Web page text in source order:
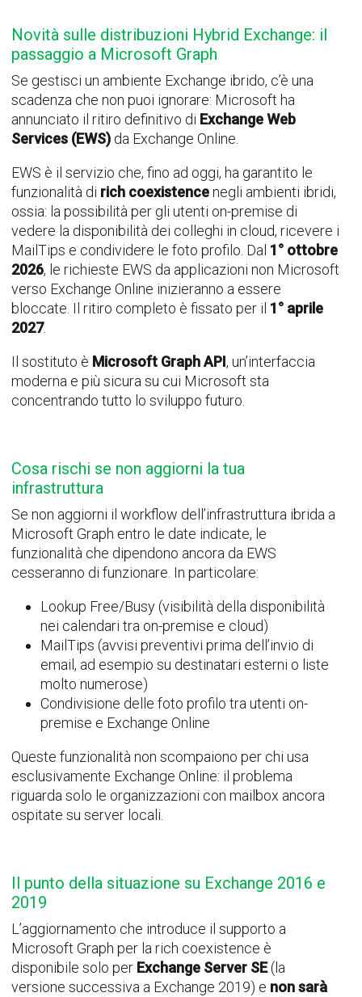
Novità sulle distribuzioni Hybrid Exchange: il
passaggio a Microsoft Graph
Se gestisci un ambiente Exchange ibrido, c’è una
scadenza che non puoi ignorare: Microsoft ha
annunciato il ritiro definitivo di Exchange Web
Services (EWS)da Exchange Online.
EWS è il servizio che, fino ad oggi, ha garantito le
funzionalità di rich coexistencenegli ambienti ibridi,
ossia: la possibilità per gli utenti on-premise di
vedere la disponibilità dei colleghi in cloud, ricevere i
MailTips e condividere le foto profilo. Dal 1° ottobre
2026, le richieste EWS da applicazioni non Microsoft
verso Exchange Online inizieranno a essere
bloccate. Il ritiro completo è fissato per il 1° aprile
2027.
Il sostituto è Microsoft Graph API, un’interfaccia
moderna e più sicura su cui Microsoft sta
concentrando tutto lo sviluppo futuro.
Cosa rischi se non aggiorni la tua
infrastruttura
Se non aggiorni il workflow dell’infrastruttura ibrida a
Microsoft Graph entro le date indicate, le
funzionalità che dipendono ancora da EWS
cesseranno di funzionare. In particolare:
Lookup Free/Busy (visibilità della disponibilità
nei calendari tra on-premise e cloud)
MailTips (avvisi preventivi prima dell’invio di
email, ad esempio su destinatari esterni o liste
molto numerose)
Condivisione delle foto profilo tra utenti on-
premise e Exchange Online
Queste funzionalità non scompaiono per chi usa
esclusivamente Exchange Online: il problema
riguarda solo le organizzazioni con mailbox ancora
ospitate su server locali.
Il punto della situazione su Exchange 2016 e
2019
L’aggiornamento che introduce il supporto a
Microsoft Graph per la rich coexistence è
disponibile solo per Exchange Server SE(la
versione successiva a Exchange 2019) e non sarà